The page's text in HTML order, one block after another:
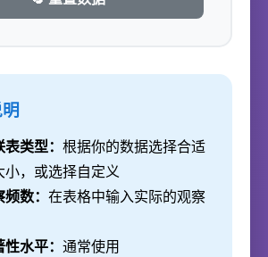
类型： 根据你的数据选择合适
小，或选择自定义
数： 在表格中输入实际的观察
水平： 通常使用